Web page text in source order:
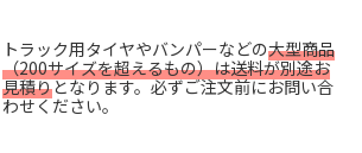
トラック用タイヤやバンパーなどの大型商品
（200サイズを超えるもの）は送料が別途お
見積りとなります。必ずご注文前にお問い合
わせください。